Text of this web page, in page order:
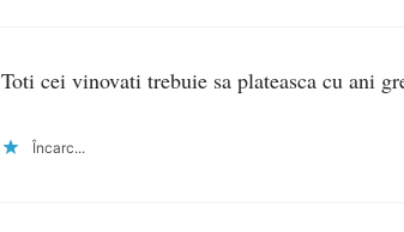
Toti cei vinovati trebuie sa plateasca cu ani
Încarc...